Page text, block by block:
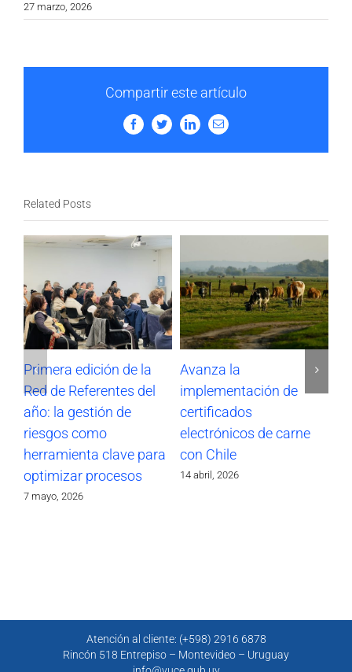
27 marzo, 2026
Compartir este artículo
FacebookTwitterLinkedInEmail
Related Posts
Primera edición de la
Red de Referentes del
año: la gestión de
riesgos como
herramienta clave para
optimizar procesos
7 mayo, 2026
Avanza la
implementación de
certificados
electrónicos de carne
con Chile
14 abril, 2026
Atención al cliente: (+598) 2916 6878
Rincón 518 Entrepiso – Montevideo – Uruguay